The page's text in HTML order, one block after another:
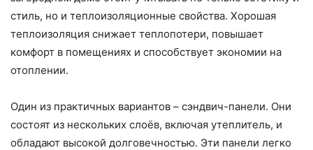
стиль, но и теплоизоляционные свойства. Хорошая
теплоизоляция снижает теплопотери, повышает
комфорт в помещениях и способствует экономии на
отоплении.
Один из практичных вариантов – сэндвич-панели. Они
состоят из нескольких слоёв, включая утеплитель, и
обладают высокой долговечностью. Эти панели легко